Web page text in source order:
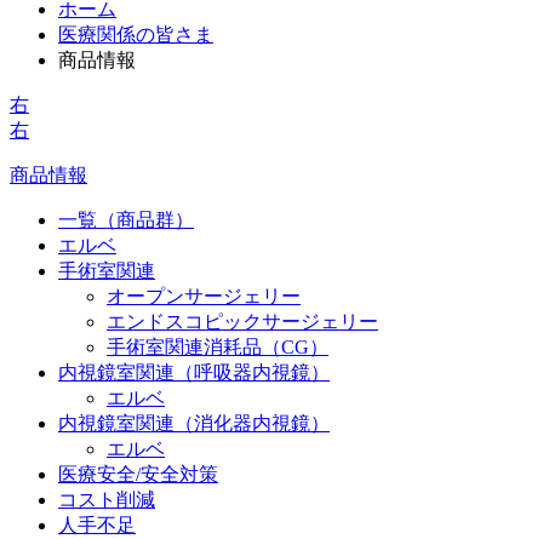
ホーム
医療関係の皆さま
商品情報
右
右
商品情報
一覧（商品群）
エルベ
手術室関連
オープンサージェリー
エンドスコピックサージェリー
手術室関連消耗品（CG）
内視鏡室関連（呼吸器内視鏡）
エルベ
内視鏡室関連（消化器内視鏡）
エルベ
医療安全/安全対策
コスト削減
人手不足